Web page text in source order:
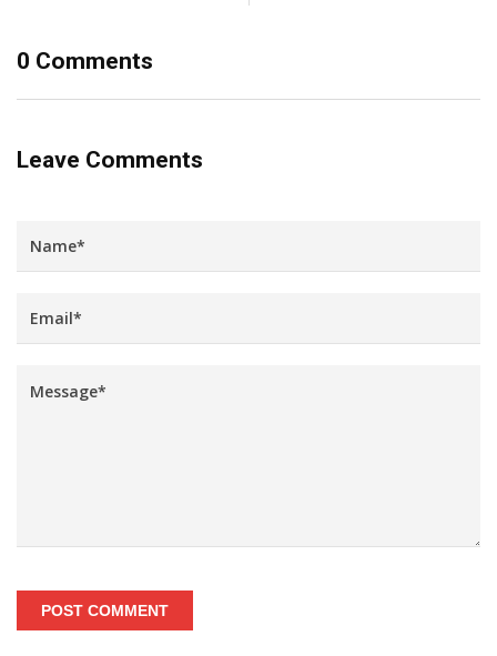
0 Comments
Leave Comments
POST COMMENT